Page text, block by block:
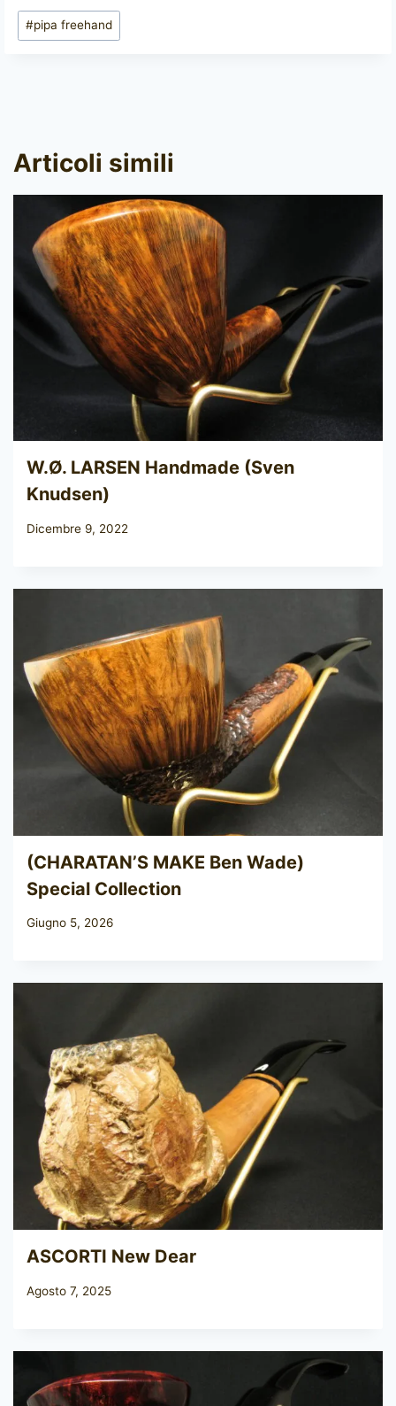
Tag
articolo:
#pipa freehand
Articoli simili
W.Ø. LARSEN Handmade (Sven
Knudsen)
Dicembre 9, 2022
(CHARATAN’S MAKE Ben Wade)
Special Collection
Giugno 5, 2026
ASCORTI New Dear
Agosto 7, 2025